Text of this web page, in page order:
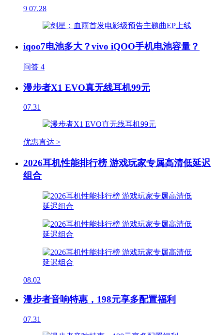
9 07.28
iqoo7电池多大？vivo iQOO手机电池容量？
问答 4
漫步者X1 EVO真无线耳机99元
07.31
优惠直达 >
2026耳机性能排行榜 游戏玩家专属高清低延迟
组合
08.02
漫步者音响特惠，198元享多配置福利
07.31